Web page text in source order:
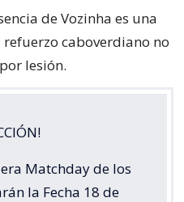
de Vozinha es una
caboverdiano no
lesión.
Matchday de los
la Fecha 18 de